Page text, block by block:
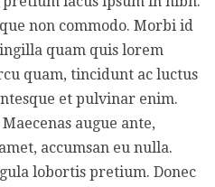
non commodo. Morbi id
quam quis lorem
quam, tincidunt ac luctus
et pulvinar enim.
augue ante,
accumsan eu nulla.
lobortis pretium. Donec